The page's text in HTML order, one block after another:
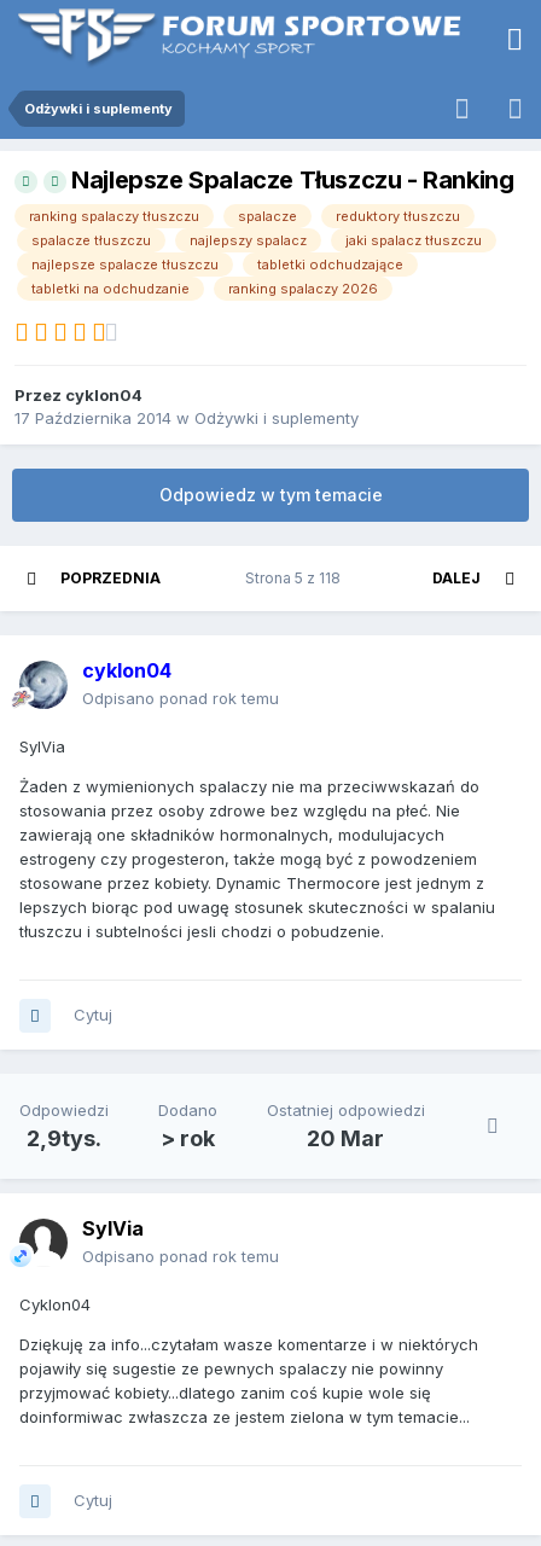
Odżywki i suplementy
Najlepsze Spalacze Tłuszczu - Ranking
ranking spalaczy tłuszczu spalacze
reduktory tłuszczu
spalacze tłuszczu
najlepszy spalacz
jaki spalacz tłuszczu
najlepsze spalacze tłuszczu
tabletki odchudzające
tabletki na odchudzanie
ranking spalaczy 2026
Przez cyklon04
17 Października 2014 w Odżywki i suplementy
Odpowiedz w tym temacie
POPRZEDNIA DALEJ
Strona 5 z 118
cyklon04
Odpisano ponad rok temu
SylVia
Żaden z wymienionych spalaczy nie ma przeciwwskazań do
stosowania przez osoby zdrowe bez względu na płeć. Nie
zawierają one składników hormonalnych, modulujacych
estrogeny czy progesteron, także mogą być z powodzeniem
stosowane przez kobiety. Dynamic Thermocore jest jednym z
lepszych biorąc pod uwagę stosunek skuteczności w spalaniu
tłuszczu i subtelności jesli chodzi o pobudzenie.
Cytuj
Odpowiedzi
2,9tys.
Dodano
> rok
Ostatniej odpowiedzi
20 Mar
SylVia
Odpisano ponad rok temu
Cyklon04
Dziękuję za info...czytałam wasze komentarze i w niektórych
pojawiły się sugestie ze pewnych spalaczy nie powinny
przyjmować kobiety...dlatego zanim coś kupie wole się
doinformiwac zwłaszcza ze jestem zielona w tym temacie...
Cytuj